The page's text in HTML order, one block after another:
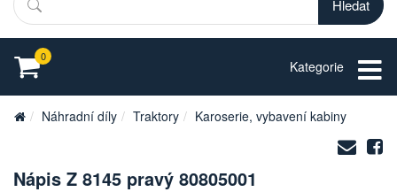
0
Kategorie
Náhradní díly Traktory Karoserie, vybavení kabiny
na
Nápis Z 8145 pravý 80805001